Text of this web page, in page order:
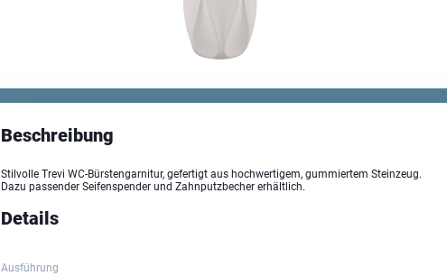
Beschreibung
Stilvolle Trevi WC-Bürstengarnitur, gefertigt aus hochwertigem, gummiertem Steinzeug.
Dazu passender Seifenspender und Zahnputzbecher erhältlich.
Details
Ausführung